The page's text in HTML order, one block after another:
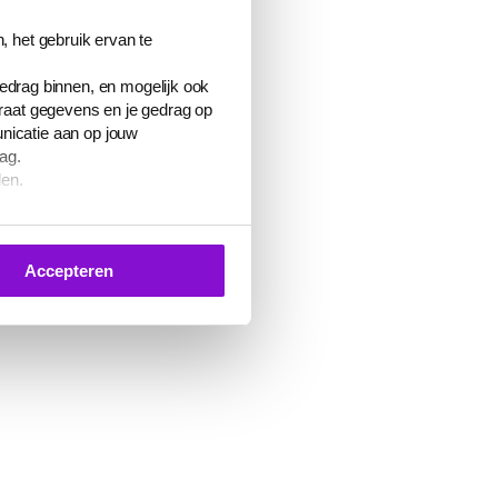
het gebruik ervan te
binnen, en mogelijk ook
gegevens en je gedrag op
aan op jouw
geven voor het
de knop ‘Verander uw cookie
Accepteren